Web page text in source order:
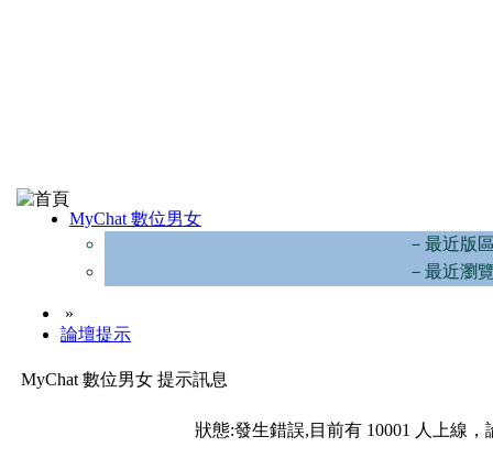
MyChat 數位男女
－最近版
－最近瀏
»
論壇提示
MyChat 數位男女 提示訊息
狀態:發生錯誤,目前有 10001 人上線